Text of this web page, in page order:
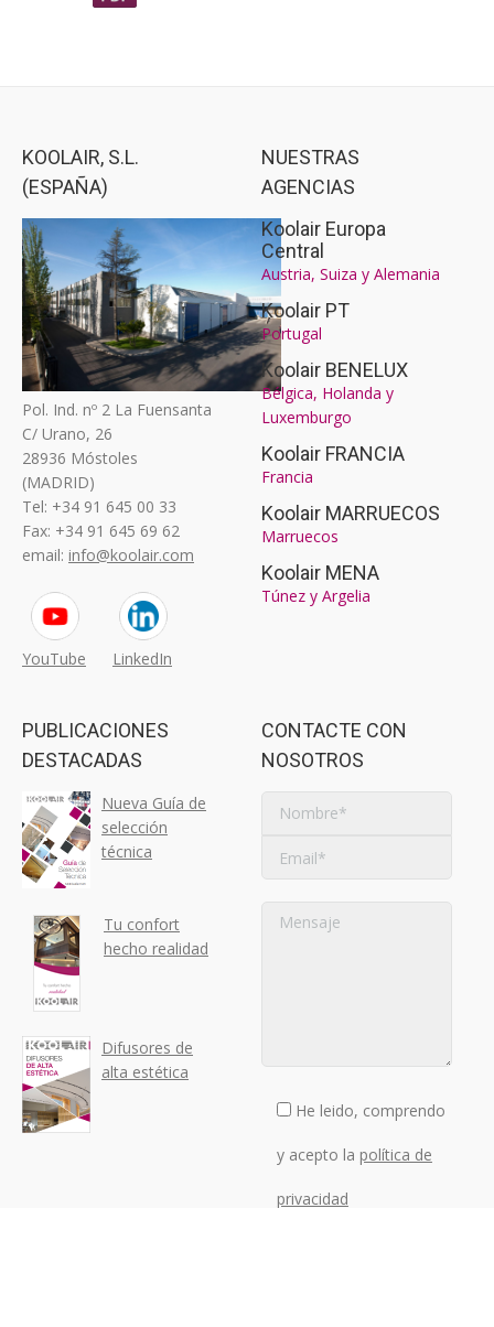
KOOLAIR, S.L.
(ESPAÑA)
Pol. Ind. nº 2 La Fuensanta
C/ Urano, 26
28936 Móstoles
(MADRID)
Tel: +34 91 645 00 33
Fax: +34 91 645 69 62
email: info@koolair.com
YouTube LinkedIn
NUESTRAS
AGENCIAS
Koolair Europa
Central
Austria, Suiza y Alemania
Koolair PT
Portugal
Koolair BENELUX
Bélgica, Holanda y
Luxemburgo
Koolair FRANCIA
Francia
Koolair MARRUECOS
Marruecos
Koolair MENA
Túnez y Argelia
PUBLICACIONES
DESTACADAS
Nueva Guía de
selección
técnica
Tu confort
hecho realidad
Difusores de
alta estética
CONTACTE CON
NOSOTROS
He leido, comprendo
y acepto la política de
privacidad